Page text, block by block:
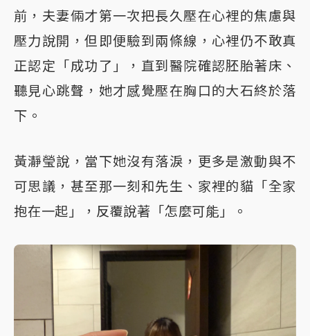
前，夫妻倆才第一次把長久壓在心裡的焦慮與
壓力說開，但即便驗到兩條線，心裡仍不敢真
正認定「成功了」，直到醫院確認胚胎著床、
聽見心跳聲，她才感覺壓在胸口的大石終於落
下。
黃瀞瑩說，當下她沒有落淚，更多是激動與不
可思議，甚至那一刻和先生、家裡的貓「全家
抱在一起」，反覆說著「怎麼可能」。